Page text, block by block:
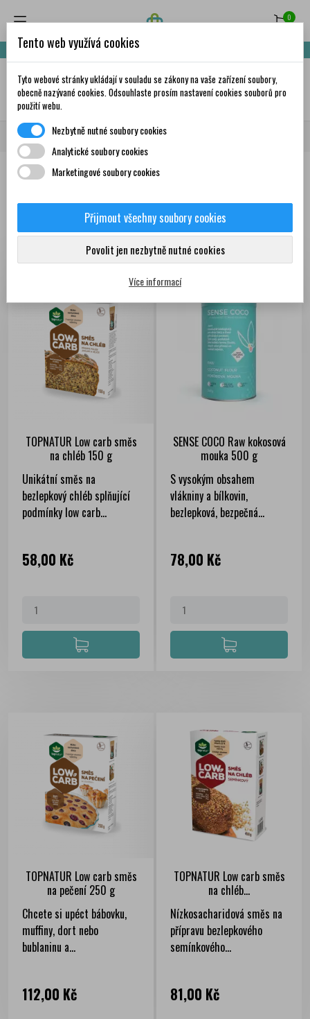
0
Nakupte za 999,- Kč a získáte dopravu zdarma!
✦AI
Domů Zdravá výživa Potraviny Mouky a pečivo
Produkty
Seřadit podle: První nové produkty
Zobrazení 1-5 z 5
položek
TOPNATUR Low carb směs
na chléb 150 g
Unikátní směs na
bezlepkový chléb splňující
podmínky low carb...
Cena
58,00 Kč
SENSE COCO Raw kokosová
mouka 500 g
S vysokým obsahem
vlákniny a bílkovin,
bezlepková, bezpečná...
Cena
78,00 Kč
TOPNATUR Low carb směs
na pečení 250 g
Chcete si upéct bábovku,
muffiny, dort nebo
bublaninu a...
Cena
112,00 Kč
TOPNATUR Low carb směs
na chléb...
Nízkosacharidová směs na
přípravu bezlepkového
semínkového...
Cena
81,00 Kč
Tento web využívá cookies
Tyto webové stránky ukládají v souladu se zákony na vaše zařízení soubory,
obecně nazývané cookies. Odsouhlaste prosím nastavení cookies souborů pro
použití webu.
Nezbytně nutné soubory cookies
Analytické soubory cookies
Marketingové soubory cookies
Přijmout všechny soubory cookies
Povolit jen nezbytně nutné cookies
Více informací